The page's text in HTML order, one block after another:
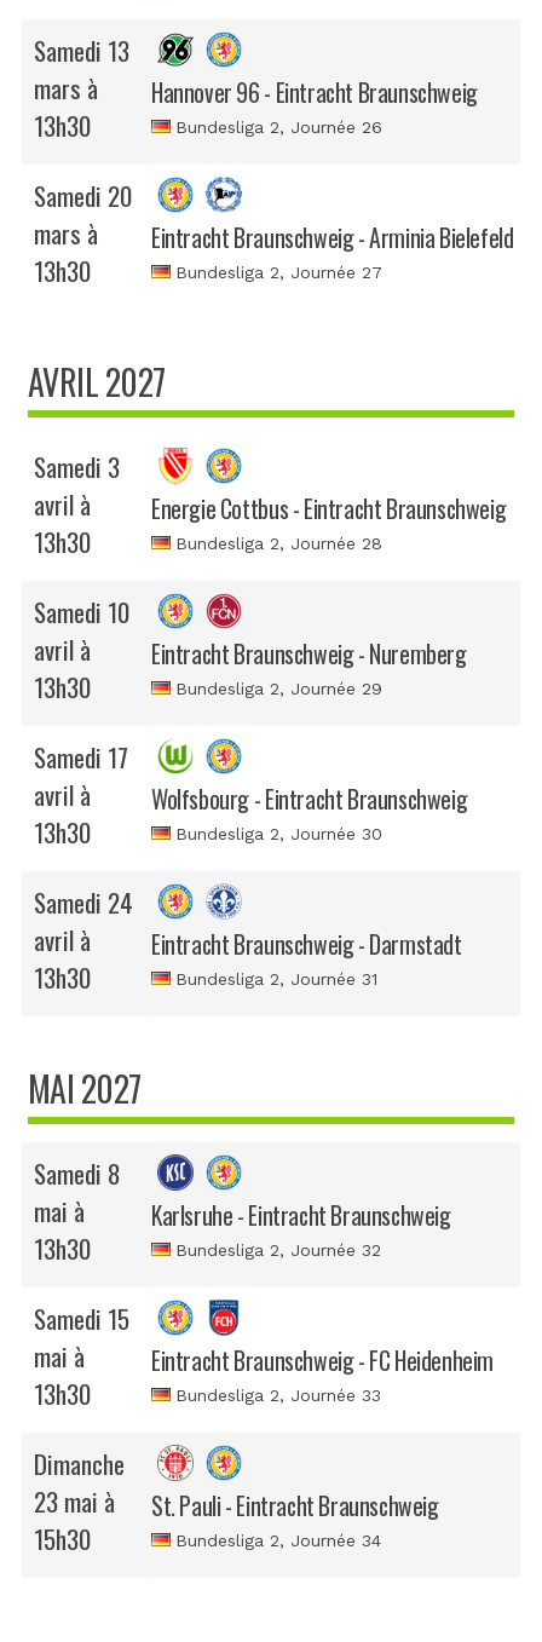
Samedi 13
mars à
13h30
Hannover 96 - Eintracht Braunschweig
Bundesliga 2, Journée 26
Samedi 20
mars à
13h30
Eintracht Braunschweig - Arminia Bielefeld
Bundesliga 2, Journée 27
AVRIL 2027
Samedi 3
avril à
13h30
Energie Cottbus - Eintracht Braunschweig
Bundesliga 2, Journée 28
Samedi 10
avril à
13h30
Eintracht Braunschweig - Nuremberg
Bundesliga 2, Journée 29
Samedi 17
avril à
13h30
Wolfsbourg - Eintracht Braunschweig
Bundesliga 2, Journée 30
Samedi 24
avril à
13h30
Eintracht Braunschweig - Darmstadt
Bundesliga 2, Journée 31
MAI 2027
Samedi 8
mai à
13h30
Karlsruhe - Eintracht Braunschweig
Bundesliga 2, Journée 32
Samedi 15
mai à
13h30
Eintracht Braunschweig - FC Heidenheim
Bundesliga 2, Journée 33
Dimanche
23 mai à
15h30
St. Pauli - Eintracht Braunschweig
Bundesliga 2, Journée 34